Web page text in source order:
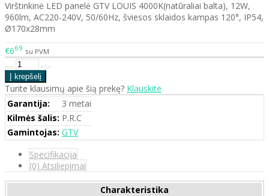
Virštinkinė LED panelė GTV LOUIS 4000K(natūraliai balta), 12W,
960lm, AC220-240V, 50/60Hz, šviesos sklaidos kampas 120°, IP54,
Ø170x28mm
€669 su PVM
Turite klausimų apie šią prekę? Klauskite
Garantija:
3 metai
Kilmės šalis: P.R.C
Gamintojas: GTV
Specifikacija
(0) Atsiliepimai
Charakteristika